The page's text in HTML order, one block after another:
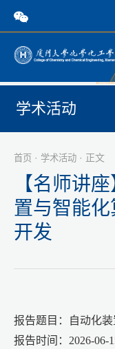
学术活动
首页 · 学术活动 · 正文
【名师讲
置与智能
开发
报告题目：自动化
报告时间： 2026-06-